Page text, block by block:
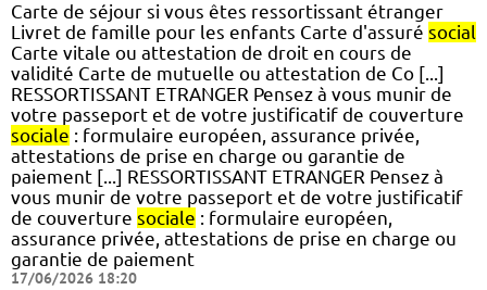
Carte de séjour si vous êtes ressortissant étranger
Livret de famille pour les enfants Carte d'assuré social
Carte vitale ou attestation de droit en cours de
validité Carte de mutuelle ou attestation de Co [...]
RESSORTISSANT ETRANGER Pensez à vous munir de
votre passeport et de votre justificatif de couverture
sociale : formulaire européen, assurance privée,
attestations de prise en charge ou garantie de
paiement [...] RESSORTISSANT ETRANGER Pensez à
vous munir de votre passeport et de votre justificatif
de couverture sociale : formulaire européen,
assurance privée, attestations de prise en charge ou
garantie de paiement
17/06/2026 18:20